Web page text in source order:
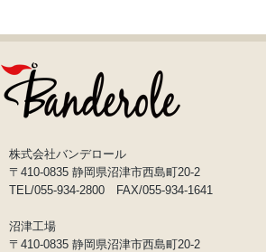
株式会社バンデロール
〒410-0835 静岡県沼津市西島町20-2
TEL/055-934-2800 FAX/055-934-1641
沼津工場
〒410-0835 静岡県沼津市西島町20-2